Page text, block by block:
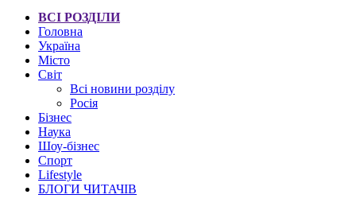
ВСІ РОЗДІЛИ
Головна
Україна
Місто
Світ
Всі новини розділу
Росія
Бізнес
Наука
Шоу-бізнес
Спорт
Lifestyle
БЛОГИ ЧИТАЧІВ